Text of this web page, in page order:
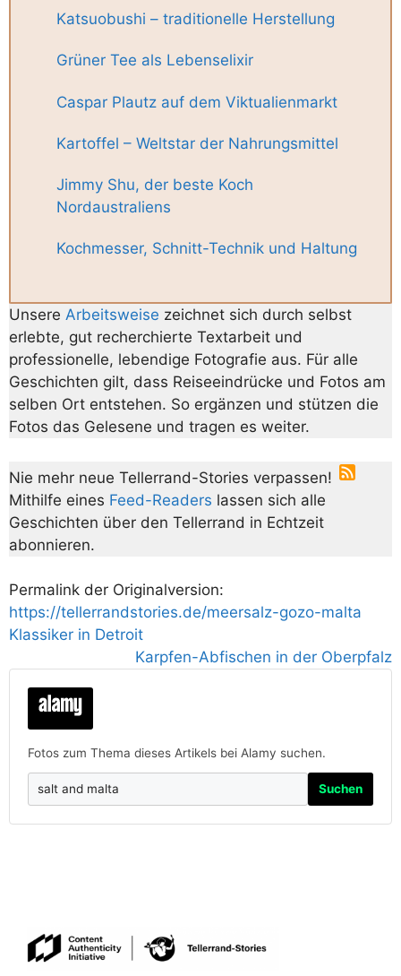
Katsuobushi – traditionelle Herstellung
Grüner Tee als Lebenselixir
Caspar Plautz auf dem Viktualienmarkt
Kartoffel – Weltstar der Nahrungsmittel
Jimmy Shu, der beste Koch
Nordaustraliens
Kochmesser, Schnitt-Technik und Haltung
Unsere Arbeitsweise zeichnet sich durch selbst
erlebte, gut recherchierte Textarbeit und
professionelle, lebendige Fotografie aus. Für alle
Geschichten gilt, dass Reiseeindrücke und Fotos am
selben Ort entstehen. So ergänzen und stützen die
Fotos das Gelesene und tragen es weiter.
Nie mehr neue Tellerrand-Stories verpassen!
Mithilfe eines Feed-Readers lassen sich alle
Geschichten über den Tellerrand in Echtzeit
abonnieren.
Permalink der Originalversion:
https://tellerrandstories.de/meersalz-gozo-malta
Klassiker in Detroit
Karpfen-Abfischen in der Oberpfalz
Fotos zum Thema dieses Artikels bei Alamy suchen.
Suchen